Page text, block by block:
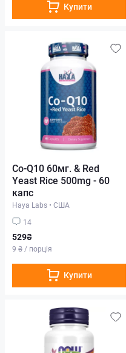
Купити
Co-Q10 60мг. & Red
Yeast Rice 500mg - 60
капс
Haya Labs • США
14
529₴
9 ₴ / порція
Купити